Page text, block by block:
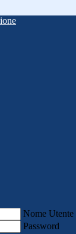
Nome Utente
Password